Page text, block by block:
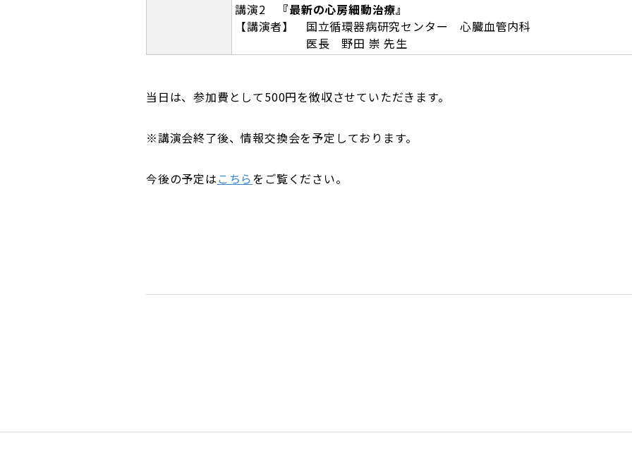
講演2
『最新の心房細動治療』
【講演者】 国立循環器病研究センター 心臓血管内科
医長 野田 崇 先生
当日は、参加費として500円を徴収させていただきます。
※講演会終了後、情報交換会を予定しております。
今後の予定は こちらをご覧ください。